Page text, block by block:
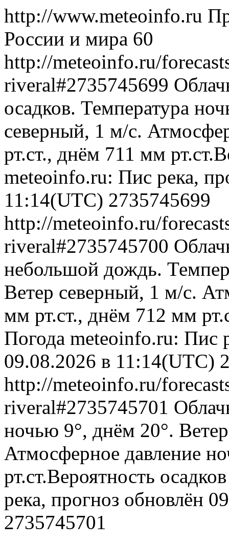
http://www.meteoinfo.ru
России и мира 60
http://meteoinfo.ru/
riveral#2735745699
осадков. Температура
северный, 1 м/с.
рт.ст., днём 711 мм
meteoinfo.ru: Пис река,
11:14(UTC) 2735745699
http://meteoinfo.ru/
riveral#2735745700
небольшой дождь.
Ветер северный, 1 м/с.
мм рт.ст., днём 712 мм
Погода meteoinfo.ru: Пис
09.08.2026 в 11:14(UTC)
http://meteoinfo.ru/
riveral#2735745701
ночью 9°, днём 20°.
Атмосферное давление
рт.ст.Вероятность
река, прогноз обновлён
2735745701